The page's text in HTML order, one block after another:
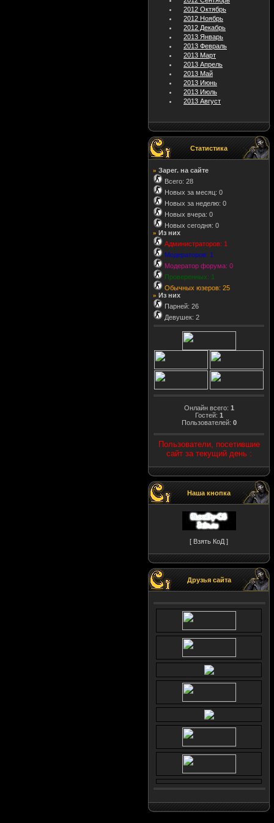
2012 Октябрь
2012 Ноябрь
2012 Декабрь
2013 Январь
2013 Февраль
2013 Март
2013 Апрель
2013 Май
2013 Июнь
2013 Июль
2013 Август
Статистика
» Зарег. на сайте
Всего: 28
Новых за месяц: 0
Новых за неделю: 0
Новых вчера: 0
Новых сегодня: 0
» Из них
Администраторов: 1
Модераторов: 1
Модератор форума: 0
Проверенных: 1
Обычных юзеров: 25
» Из них
Парней: 26
Девушек: 2
Онлайн всего: 1
Гостей: 1
Пользователей: 0
Пользователи, посетившие
сайт за текущий день :
Наша кнопка
[ Взять КоД ]
Друзья сайта